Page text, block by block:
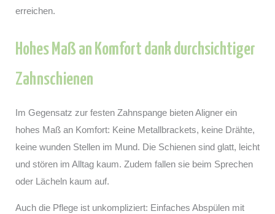
erreichen.
Hohes Maß an Komfort dank durchsichtiger
Zahnschienen
Im Gegensatz zur festen Zahnspange bieten Aligner ein
hohes Maß an Komfort: Keine Metallbrackets, keine Drähte,
keine wunden Stellen im Mund. Die Schienen sind glatt, leicht
und stören im Alltag kaum. Zudem fallen sie beim Sprechen
oder Lächeln kaum auf.
Auch die Pflege ist unkompliziert: Einfaches Abspülen mit